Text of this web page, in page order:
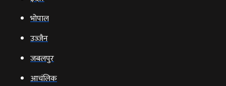
भोपाल
उज्‍जैन
जबलपुर
आचंलिक